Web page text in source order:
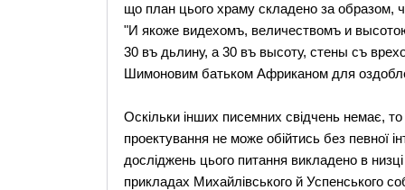
що план цього храму складено за образом,
"И якоже видехомъ, величествомъ и
30 въ дьлину, а 30 въ высоту, стены съ
Шимоновим батьком Африканом для
Оскільки інших писемних свідчень немає,
проектування не може обійтись без певної
досліджень цього питання викладено в
прикладах Михайлівського й Успенського